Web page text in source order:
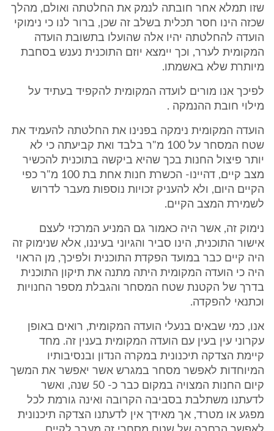
שזו תמלא אחר חובתה לנמק את החלטתה ואולם, מהלך
שכזה הינו חסר תכלית בשלב זה שכן, ברור לנו כי נימוקי
הועדה להחלטתה יהיו אלה שהועלו בתשובת הועדה
המקומית לערר, וכך יימצא יוזם התוכנית נענש בסחבת
מיותרת שלא באשמתו.
לפיכך אנו מורים לועדה המקומית להקפיד בעתיד על
מילוי חובת ההנמקה .
הועדה המקומית נימקה בפנינו את החלטתה להעמיד את
שטח המסחר על 100 מ"ר בלבד ואת קביעתה כי לא
יותר פיצול החנות בכך שהיא ביקשה בתוכנית להכשיר
מצב קיים, דהיינו- הכשרת חנות אחת בת 100 מ"ר כפי
הקיים היום, ולא להעניק זכויות נוספות מעבר לדרוש
לשמירת המצב הקיים.
נימוק זה, אשר היה כאמור גם המניע המרכזי לעצם
אישור התוכנית, הינו סביר והגיוני בעיננו, אלא שנימוק זה
היה קיים כבר במועד הפקדת התוכנית ולפיכך, מן הראוי
היה כי הועדה המקומית היתה מתנה את תיקון התוכנית
בדרך של הקטנת שטח המסחר והגבלת מספר החנויות
וכתנאי להפקדה.
אנו, כמי שבאים בנעלי הועדה המקומית, רואים באופן
עקרוני עין בעין עם הועדה המקומית בענין זה. מחד
קיימת הצדקה תיכנונית במקרה הנדון ובנסיבותיו
המיוחדות לאפשר מסחר במגרש אשר יאפשר את המשך
קיום החנות המצויה במקום כבר כ- 50 שנה, ואשר
לדעתנו משתלבת בסביבה הקרובה ואינה גורמת לכל
מפגע או מטרד, אך מאידך אין לדעתנו הצדקה תיכנונית